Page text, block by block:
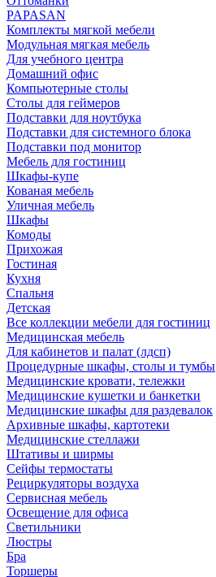
PAPASAN
Комплекты мягкой мебели
Модульная мягкая мебель
Для учебного центра
Домашний офис
Компьютерные столы
Столы для геймеров
Подставки для ноутбука
Подставки для системного блока
Подставки под монитор
Мебель для гостиниц
Шкафы-купе
Кованая мебель
Уличная мебель
Шкафы
Комоды
Прихожая
Гостиная
Кухня
Спальня
Детская
Все коллекции мебели для гостиниц
Медицинская мебель
Для кабинетов и палат (лдсп)
Процедурные шкафы, столы и тумбы
Медицинские кровати, тележки
Медицинские кушетки и банкетки
Медицинские шкафы для раздевалок
Архивные шкафы, картотеки
Медицинские стеллажи
Штативы и ширмы
Сейфы термостаты
Рециркуляторы воздуха
Сервисная мебель
Освещение для офиса
Светильники
Люстры
Бра
Торшеры